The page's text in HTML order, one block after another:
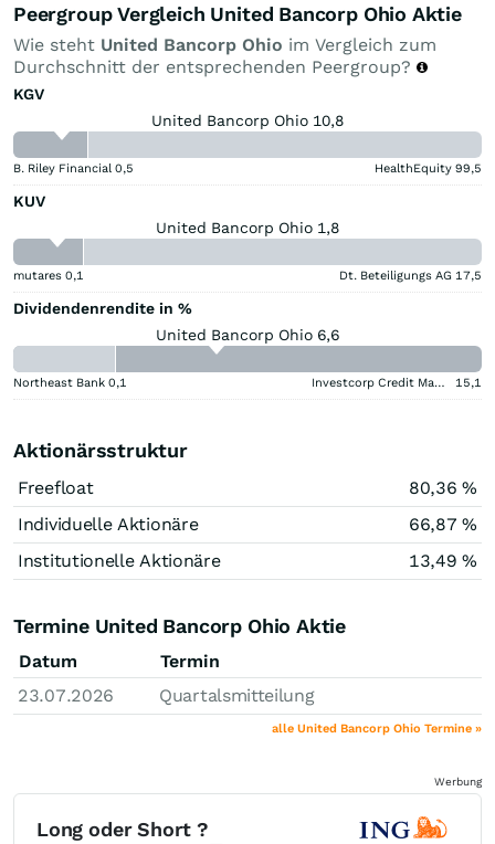
Peergroup Vergleich United Bancorp Ohio Aktie
Wie steht United Bancorp Ohio im Vergleich zum
Durchschnitt der entsprechenden Peergroup?
KGV
United Bancorp Ohio 10,8
B. Riley Financial 0,5 HealthEquity 99,5
KUV
United Bancorp Ohio 1,8
mutares 0,1 Dt. Beteiligungs AG 17,5
Dividendenrendite in %
United Bancorp Ohio 6,6
Northeast Bank 0,1 Investcorp Credit Management BDC 15,1
Aktionärsstruktur
Freefloat
80,36 %
Individuelle Aktionäre
66,87 %
Institutionelle Aktionäre
13,49 %
Termine United Bancorp Ohio Aktie
Datum
Termin
23.07.2026
Quartalsmitteilung
alle United Bancorp Ohio Termine »
Werbung
Long oder Short ?